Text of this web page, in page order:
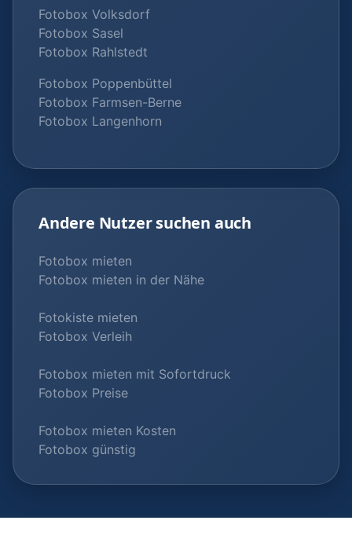
Fotobox Volksdorf
Fotobox Sasel
Fotobox Rahlstedt
Fotobox Poppenbüttel
Fotobox Farmsen-Berne
Fotobox Langenhorn
Andere Nutzer suchen auch
Fotobox mieten
Fotobox mieten in der Nähe
Fotokiste mieten
Fotobox Verleih
Fotobox mieten mit Sofortdruck
Fotobox Preise
Fotobox mieten Kosten
Fotobox günstig